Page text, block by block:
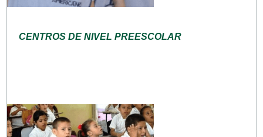
CENTROS DE NIVEL PREESCOLAR